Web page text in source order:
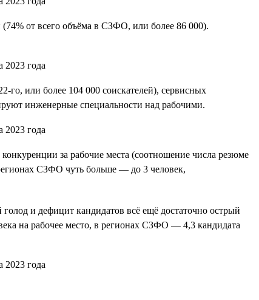
от всего объёма в СЗФО, или более 86 000).
или более 104 000 соискателей), сервисных
инженерные специальности над рабочими.
за рабочие места (соотношение числа резюме
СЗФО чуть больше — до 3 человек,
и дефицит кандидатов всё ещё достаточно острый
на рабочее место, в регионах СЗФО — 4,3 кандидата